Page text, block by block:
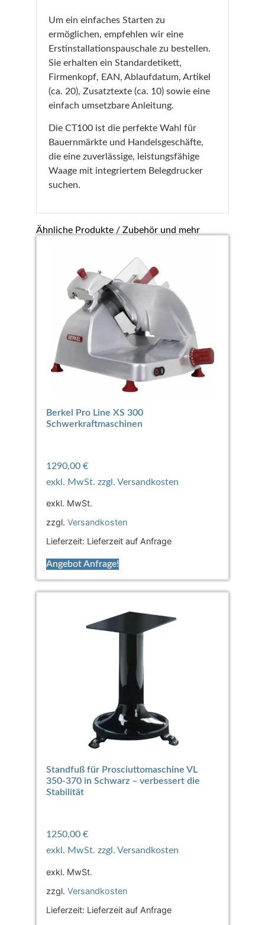
Um ein einfaches Starten zu
ermöglichen, empfehlen wir eine
Erstinstallationspauschale zu bestellen.
Sie erhalten ein Standardetikett,
Firmenkopf, EAN, Ablaufdatum, Artikel
(ca. 20), Zusatztexte (ca. 10) sowie eine
einfach umsetzbare Anleitung.
Die CT100 ist die perfekte Wahl für
Bauernmärkte und Handelsgeschäfte,
die eine zuverlässige, leistungsfähige
Waage mit integriertem Belegdrucker
suchen.
Ähnliche Produkte / Zubehör und mehr
Berkel Pro Line XS 300
Schwerkraftmaschinen
1290,00 €
exkl. MwSt.
zzgl. Versandkosten
Lieferzeit: Lieferzeit auf Anfrage
Angebot Anfrage!
Standfuß für Prosciuttomaschine VL
350-370 in Schwarz – verbessert die
Stabilität
1250,00 €
exkl. MwSt.
zzgl. Versandkosten
Lieferzeit: Lieferzeit auf Anfrage